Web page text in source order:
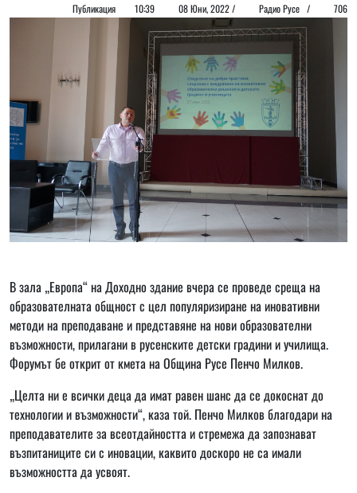
Публикация 10:39 08 Юни, 2022 / Радио Русе / 706
В зала „Европа“ на Доходно здание вчера се проведе среща на
образователната общност с цел популяризиране на иновативни
методи на преподаване и представяне на нови образователни
възможности, прилагани в русенските детски градини и училища.
Форумът бе открит от кмета на Община Русе Пенчо Милков.
„Целта ни е всички деца да имат равен шанс да се докоснат до
технологии и възможности“, каза той. Пенчо Милков благодари на
преподавателите за всеотдайността и стремежа да запознават
възпитаниците си с иновации, каквито доскоро не са имали
възможността да усвоят.